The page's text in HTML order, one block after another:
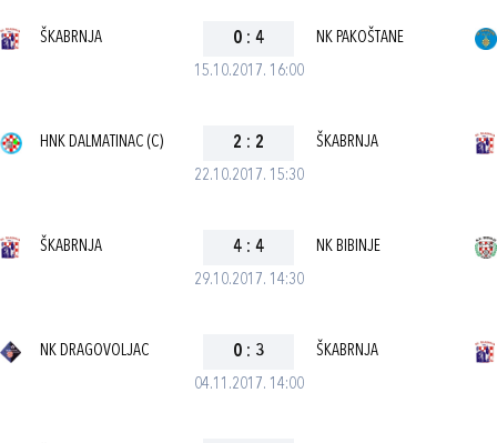
15.10.2017. 16:00
ŠKABRNJA 0 : 4 NK PAKOŠTANE
22.10.2017. 15:30
HNK DALMATINAC (C) 2 : 2 ŠKABRNJA
29.10.2017. 14:30
ŠKABRNJA 4 : 4 NK BIBINJE
04.11.2017. 14:00
NK DRAGOVOLJAC 0 : 3 ŠKABRNJA